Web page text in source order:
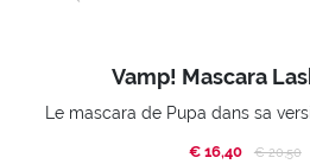
Vamp! Mascara
€ 16,40 Price
€ 20,50